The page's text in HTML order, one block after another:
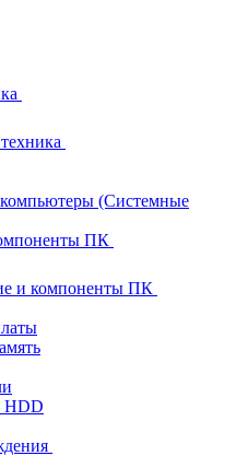
(Системные
ПК
и компоненты ПК
HDD